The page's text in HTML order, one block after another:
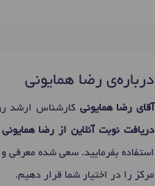
درباره‌ی رضا همایونی
آقای رضا همایونی کارشناس ارشد
دریافت نوبت آنلاین از رضا همایونی
استفاده بفرمایید. سعی شده
مرکز را در اختیار شما قرار دهیم.